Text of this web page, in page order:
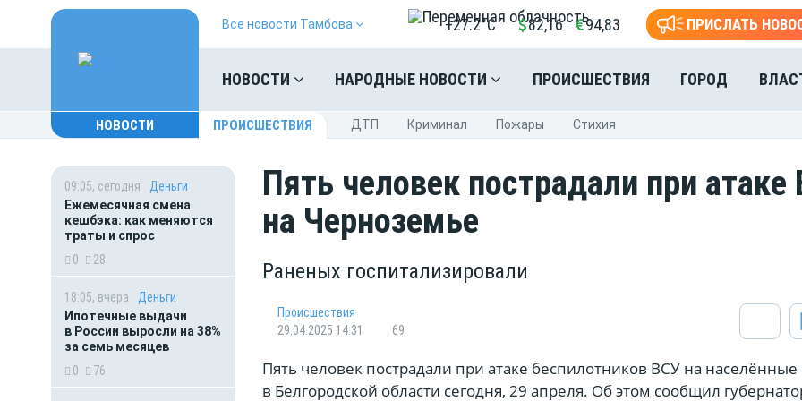
Все новости Тамбова +27.2°C 82,16 94,83 ПРИСЛАТЬ
НОВОСТИ НАРОДНЫЕ НОВОСТИ ПРОИСШЕСТВИЯ ГОРОД
НОВОСТИ ПРОИСШЕСТВИЯ ДТП Криминал Пожары Стихия
09:05, сегодня
Деньги
Ежемесячная смена
кешбэка: как меняются
траты и спрос
0
28
18:05, вчера
Деньги
Ипотечные выдачи
в России выросли на 38%
за семь месяцев
0
76
Пять человек пострадали при
на Черноземье
Раненых госпитализировали
Происшествия
29.04.2025 14:31
69
Пять человек пострадали при атаке беспилотников ВСУ на
в Белгородской области сегодня, 29 апреля. Об этом сообщил